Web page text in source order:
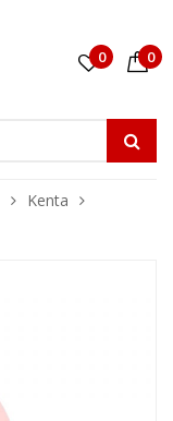
0 0
Kenta